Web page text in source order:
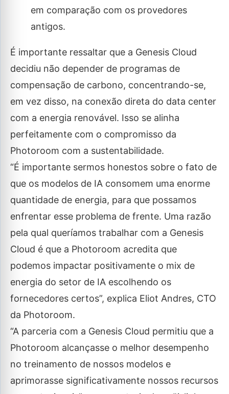
em comparação com os provedores
antigos.
É importante ressaltar que a Genesis Cloud
decidiu não depender de programas de
compensação de carbono, concentrando-se,
em vez disso, na conexão direta do data center
com a energia renovável. Isso se alinha
perfeitamente com o compromisso da
Photoroom com a sustentabilidade.
“É importante sermos honestos sobre o fato de
que os modelos de IA consomem uma enorme
quantidade de energia, para que possamos
enfrentar esse problema de frente. Uma razão
pela qual queríamos trabalhar com a Genesis
Cloud é que a Photoroom acredita que
podemos impactar positivamente o mix de
energia do setor de IA escolhendo os
fornecedores certos”, explica Eliot Andres, CTO
da Photoroom.
“A parceria com a Genesis Cloud permitiu que a
Photoroom alcançasse o melhor desempenho
no treinamento de nossos modelos e
aprimorasse significativamente nossos recursos